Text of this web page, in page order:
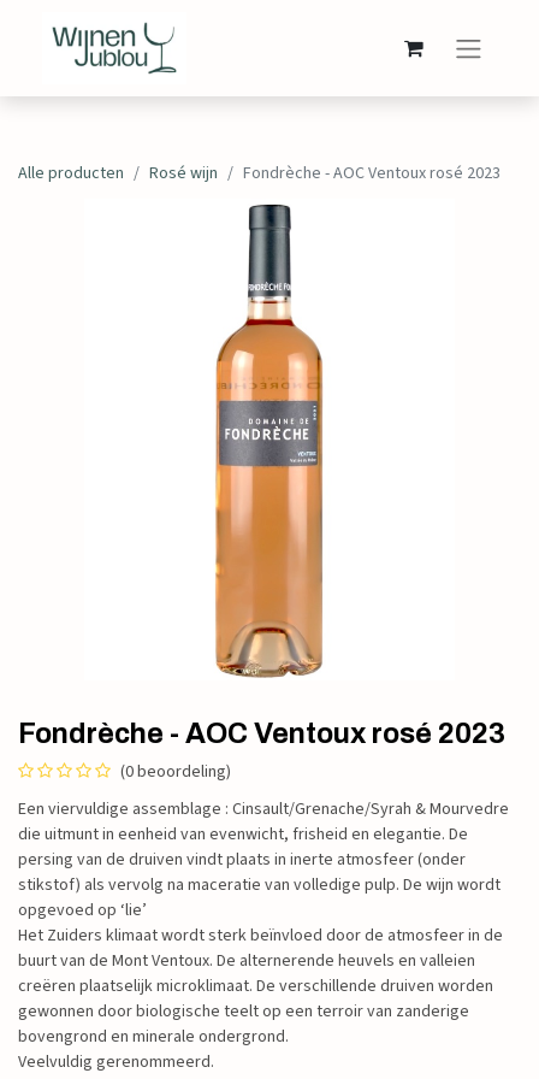
Alle producten Rosé wijn Fondrèche - AOC Ventoux rosé 2023
Fondrèche - AOC Ventoux rosé 2023
(0 beoordeling)
Een viervuldige assemblage : Cinsault/Grenache/Syrah & Mourvedre
die uitmunt in eenheid van evenwicht, frisheid en elegantie. De
persing van de druiven vindt plaats in inerte atmosfeer (onder
stikstof) als vervolg na maceratie van volledige pulp. De wijn wordt
opgevoed op ‘lie’
Het Zuiders klimaat wordt sterk beïnvloed door de atmosfeer in de
buurt van de Mont Ventoux. De alternerende heuvels en valleien
creëren plaatselijk microklimaat. De verschillende druiven worden
gewonnen door biologische teelt op een terroir van zanderige
bovengrond en minerale ondergrond.
Veelvuldig gerenommeerd.